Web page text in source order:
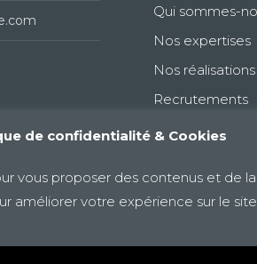
Qui sommes-
Nos expertises
Nos réalisations
Recrutements
de confidentialité & Cookies
vous proposer des contenus et de
améliorer votre expérience sur le site